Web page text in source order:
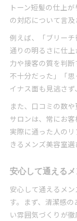
トーン短髪の仕上
の対応について言及
例えば、「ブリー
通りの明るさに仕
力や接客の質を判
不十分だった」「
イナス面も見逃さず
また、口コミの数
サロンは、常にお客
実際に通った人の
きるメンズ美容室選
安心して通える
安心して通えるメ
す。まず、清潔感
い雰囲気づくりが